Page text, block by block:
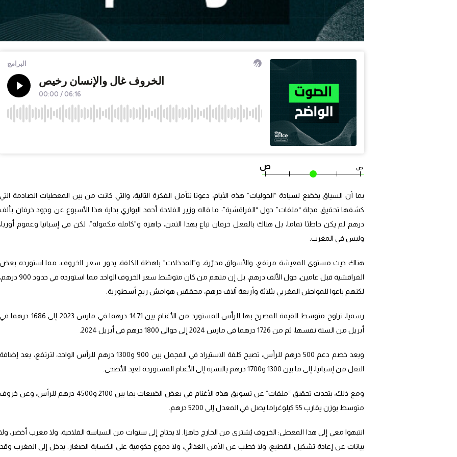
ص ص
بما أن السياق يخضع لسيادة “الحوليات” هذه الأيام، دعونا نتأمل الفكرة التالية، والتي كانت من بين المعطيات الصادمة التي
كشفها تحقيق مجلة “ملفات” حول “الفراقشية”: ما قاله وزير الفلاحة أحمد البواري بداية هذا الأسبوع عن وجود خرفان بألف
درهم لم يكن خاطئا تماما، بل هناك بالفعل خرفان تباع بهذا الثمن، جاهزة و”كاملة مكمولة”، لكن في إسبانيا وعموم أوربا،
وليس في المغرب.
هناك حيث مستوى المعيشة مرتفع، والأسواق محرّرة، و”المدخلات” باهظة الكلفة، يدور سعر الخروف، مما استورده بعض
الفراقشية قبل عامين، حول الألف درهم، بل إن منهم من كان متوسّط سعر الخروف الواحد مما استورده في حدود 900 درهم،
لكنهم باعوا للمواطن المغربي بثلاثة وأربعة آلاف درهم، محققين هوامش ربح أسطورية.
رسميا، تراوح متوسط القيمة المصرح بها للرأس المستورد من الأغنام بين 1471 درهما في مارس 2023 إلى 1686 درهما في
أبريل من السنة نفسها، ثم من 1726 درهما في مارس 2024 إلى حوالي 1800 درهم في أبريل 2024.
وبعد خصم دعم 500 درهم للرأس، تصبح كلفة الاستيراد في المجمل بين 900 و1300 درهم للرأس الواحد، لترتفع، بعد إضافة
النقل من إسبانيا، إلى ما بين 1300 و1700 درهم بالنسبة إلى الأغنام المستوردة لعيد الأضحى.
ومع ذلك، يتحدث تحقيق “ملفات” عن تسويق هذه الأغنام في بعض الضيعات بما بين 2100 و4500 درهم للرأس، وعن خروف
متوسط بوزن يقارب 55 كيلوغراما يصل في المعدل إلى 5200 درهم.
انتبهوا معي إلى هذا المعطى: الخروف يُشترى من الخارج جاهزا. لا يحتاج إلى سنوات من السياسة الفلاحية، ولا مغرب أخضر، ولا
بيانات عن إعادة تشكيل القطيع، ولا خطب عن الأمن الغذائي، ولا دموع حكومية على الكسابة الصغار. يدخل إلى المغرب وقد